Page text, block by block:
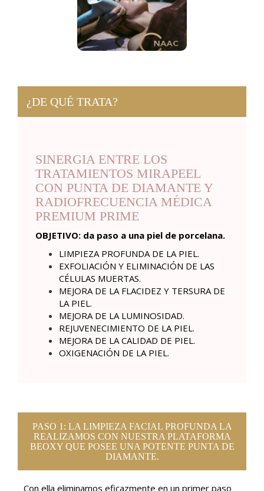
¿DE QUÉ TRATA?
SINERGIA ENTRE LOS
TRATAMIENTOS MIRAPEEL
CON PUNTA DE DIAMANTE Y
RADIOFRECUENCIA MÉDICA
PREMIUM PRIME
OBJETIVO: da paso a una piel de porcelana.
LIMPIEZA PROFUNDA DE LA PIEL.
EXFOLIACIÓN Y ELIMINACIÓN DE LAS
CÉLULAS MUERTAS.
MEJORA DE LA FLACIDEZ Y TERSURA DE
LA PIEL.
MEJORA DE LA LUMINOSIDAD.
REJUVENECIMIENTO DE LA PIEL.
MEJORA DE LA CALIDAD DE PIEL.
OXIGENACIÓN DE LA PIEL.
PASO 1: LA LIMPIEZA FACIAL PROFUNDA LA
REALIZAMOS CON NUESTRA PLATAFORMA
BEOXY QUE POSEE UNA POTENTE PUNTA DE
DIAMANTE.
Con ella eliminamos eficazmente en un primer paso